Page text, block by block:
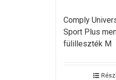
Comply
Sport Plus
fülilleszték M